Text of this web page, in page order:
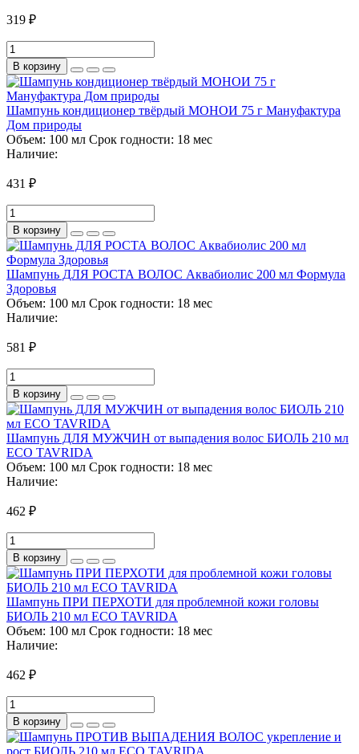
319 ₽
В корзину
Шампунь кондиционер твёрдый МОНОИ 75 г Мануфактура
Дом природы
Объем: 100 мл Срок годности: 18 мес
Наличие:
431 ₽
В корзину
Шампунь ДЛЯ РОСТА ВОЛОС Аквабиолис 200 мл Формула
Здоровья
Объем: 100 мл Срок годности: 18 мес
Наличие:
581 ₽
В корзину
Шампунь ДЛЯ МУЖЧИН от выпадения волос БИОЛЬ 210 мл
ECO TAVRIDA
Объем: 100 мл Срок годности: 18 мес
Наличие:
462 ₽
В корзину
Шампунь ПРИ ПЕРХОТИ для проблемной кожи головы
БИОЛЬ 210 мл ECO TAVRIDA
Объем: 100 мл Срок годности: 18 мес
Наличие:
462 ₽
В корзину